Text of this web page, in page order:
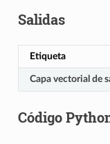
Salidas
Etiqueta
Capa vectorial de
Código